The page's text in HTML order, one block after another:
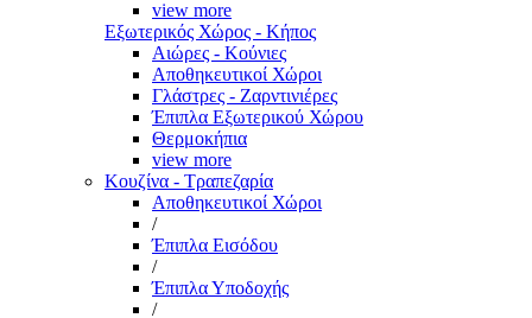
view more
Εξωτερικός Χώρος - Κήπος
Αιώρες - Κούνιες
Αποθηκευτικοί Χώροι
Γλάστρες - Ζαρντινιέρες
Έπιπλα Εξωτερικού Χώρου
Θερμοκήπια
view more
Κουζίνα - Τραπεζαρία
Αποθηκευτικοί Χώροι
/
Έπιπλα Εισόδου
/
Έπιπλα Υποδοχής
/